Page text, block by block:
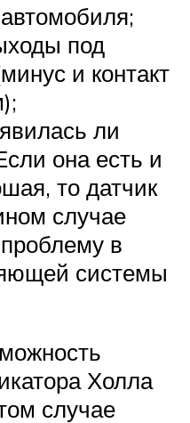
под
и контакт
ли
она есть и
то датчик
случае
в
системы
Холла
случае